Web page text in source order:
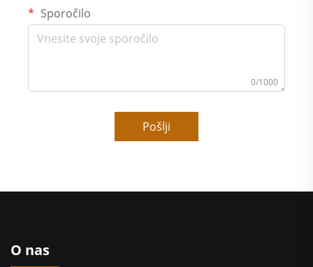
Sporočilo
0/1000
Pošlji
O nas